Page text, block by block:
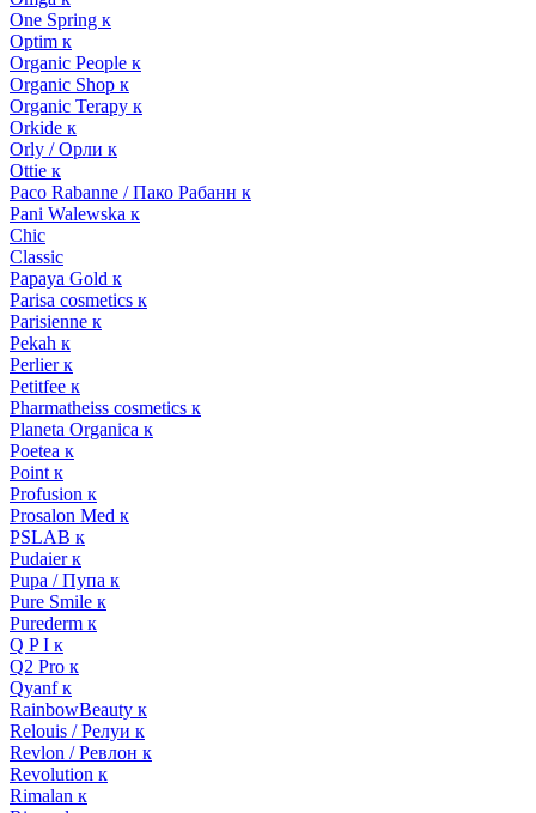
One Spring к
Optim к
Organic People к
Organic Shop к
Organic Terapy к
Orkide к
Orly / Орли к
Ottie к
Paco Rabanne / Пако Рабанн к
Pani Walewska к
Chic
Classic
Papaya Gold к
Parisa cosmetics к
Parisienne к
Pekah к
Perlier к
Petitfee к
Pharmatheiss cosmetics к
Planeta Organica к
Poetea к
Point к
Profusion к
Prosalon Med к
PSLAB к
Pudaier к
Pupa / Пупа к
Pure Smile к
Purederm к
Q P I к
Q2 Pro к
Qyanf к
RainbowBeauty к
Relouis / Релуи к
Revlon / Ревлон к
Revolution к
Rimalan к